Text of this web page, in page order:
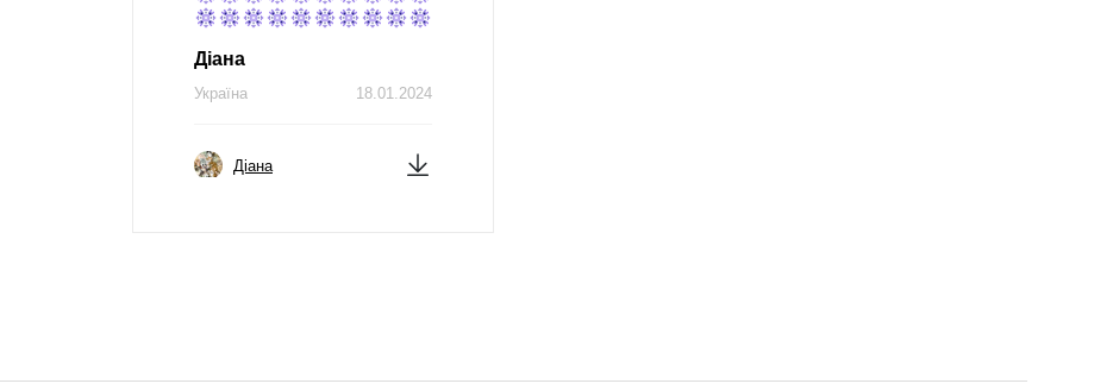
Діана
18.01.2024
Україна
Діана